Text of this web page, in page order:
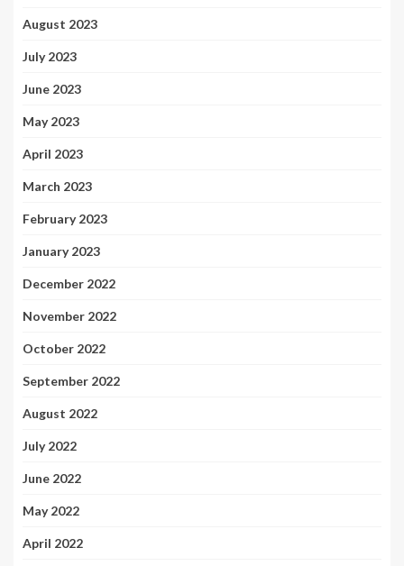
August 2023
July 2023
June 2023
May 2023
April 2023
March 2023
February 2023
January 2023
December 2022
November 2022
October 2022
September 2022
August 2022
July 2022
June 2022
May 2022
April 2022